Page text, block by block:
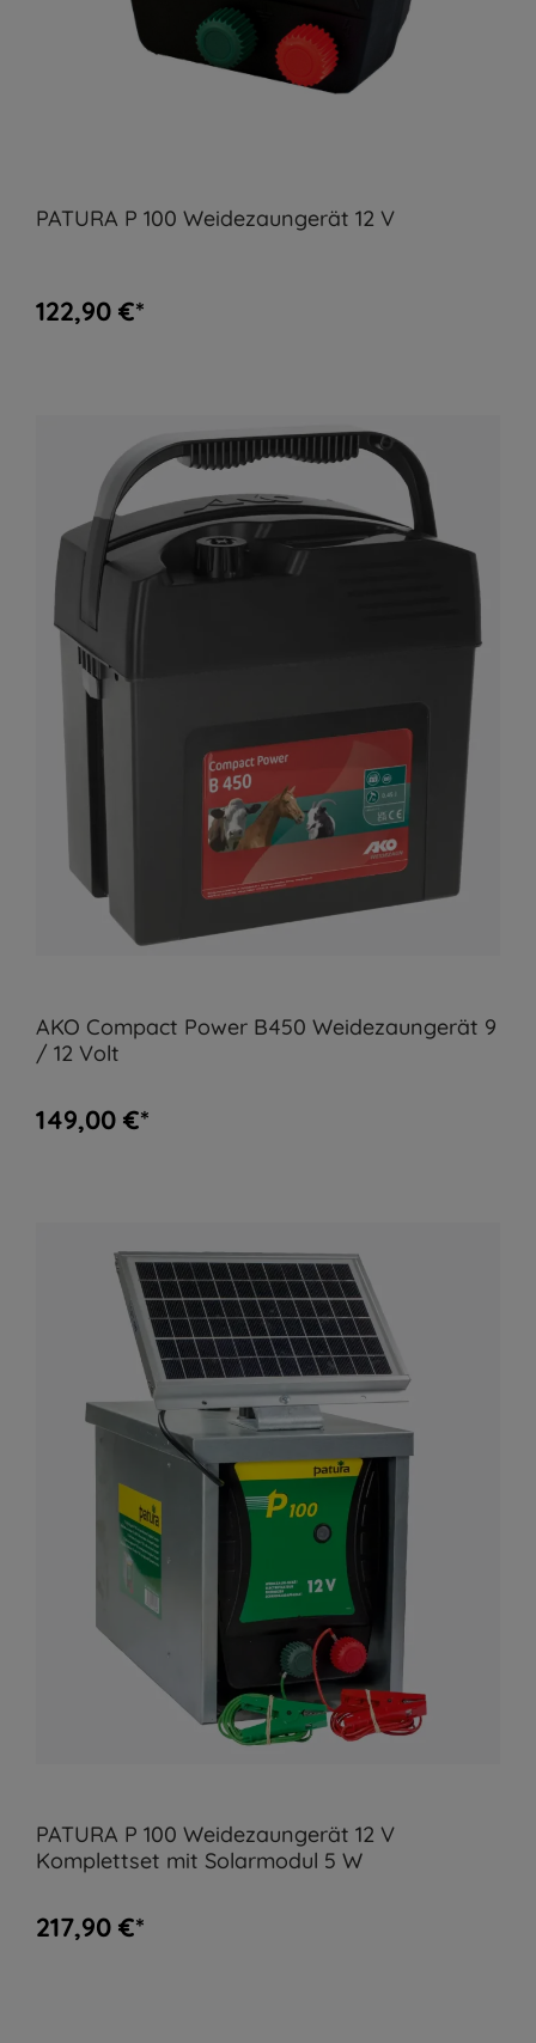
PATURA P 100 Weidezaungerät 12 V
122,90 €*
AKO Compact Power B450 Weidezaungerät 9
/ 12 Volt
149,00 €*
PATURA P 100 Weidezaungerät 12 V
Komplettset mit Solarmodul 5 W
217,90 €*